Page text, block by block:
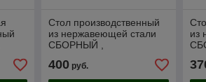
Стол производственный
из нержавеющей стали
СБОРНЫЙ ,
Стнрс-1200х600х860 РБ.
400руб.
из